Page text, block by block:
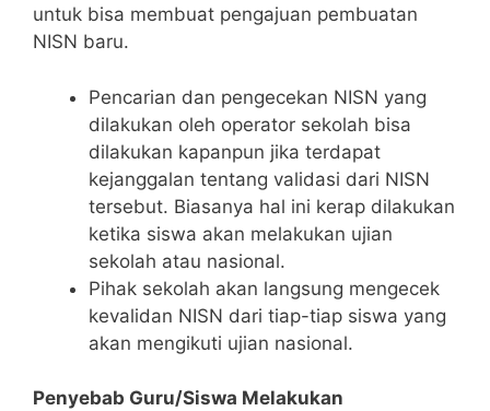
untuk bisa membuat pengajuan pembuatan
NISN baru.
Pencarian dan pengecekan NISN yang
dilakukan oleh operator sekolah bisa
dilakukan kapanpun jika terdapat
kejanggalan tentang validasi dari NISN
tersebut. Biasanya hal ini kerap dilakukan
ketika siswa akan melakukan ujian
sekolah atau nasional.
Pihak sekolah akan langsung mengecek
kevalidan NISN dari tiap-tiap siswa yang
akan mengikuti ujian nasional.
Penyebab Guru/Siswa Melakukan